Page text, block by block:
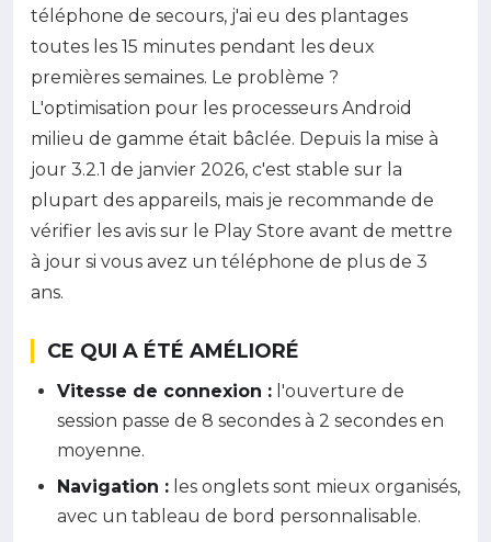
téléphone de secours, j'ai eu des plantages
toutes les 15 minutes pendant les deux
premières semaines. Le problème ?
L'optimisation pour les processeurs Android
milieu de gamme était bâclée. Depuis la mise à
jour 3.2.1 de janvier 2026, c'est stable sur la
plupart des appareils, mais je recommande de
vérifier les avis sur le Play Store avant de mettre
à jour si vous avez un téléphone de plus de 3
ans.
CE QUI A ÉTÉ AMÉLIORÉ
Vitesse de connexion : l'ouverture de
session passe de 8 secondes à 2 secondes en
moyenne.
Navigation : les onglets sont mieux organisés,
avec un tableau de bord personnalisable.